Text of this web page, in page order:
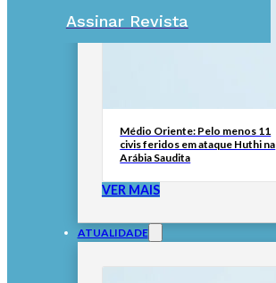
Assinar Revista
Médio Oriente: Pelo menos 11
civis feridos em ataque Huthi na
Arábia Saudita
VER MAIS
ATUALIDADE